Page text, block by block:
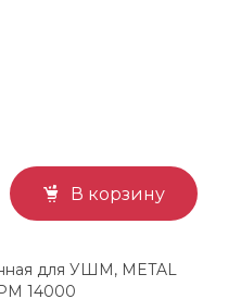
В корзину
для УШМ, METAL
14000